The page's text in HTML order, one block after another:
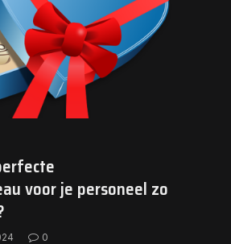
voor je personeel zo
0